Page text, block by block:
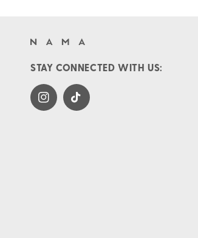
STAY CONNECTED WITH US:
Instagram
TikTok